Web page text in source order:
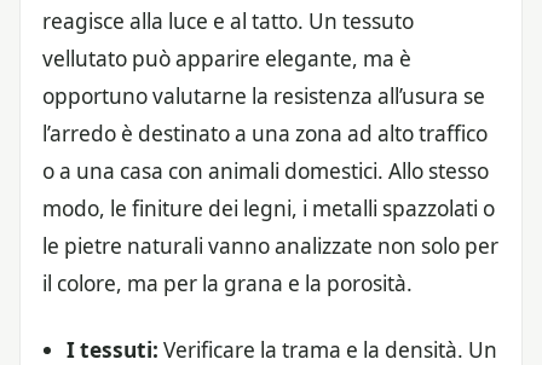
reagisce alla luce e al tatto. Un tessuto
vellutato può apparire elegante, ma è
opportuno valutarne la resistenza all’usura se
l’arredo è destinato a una zona ad alto traffico
o a una casa con animali domestici. Allo stesso
modo, le finiture dei legni, i metalli spazzolati o
le pietre naturali vanno analizzate non solo per
il colore, ma per la grana e la porosità.
I tessuti: Verificare la trama e la densità. Un